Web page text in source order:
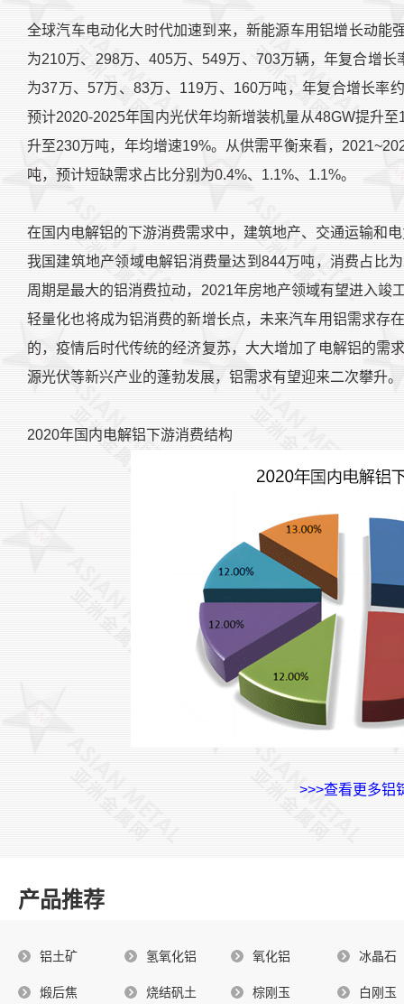
全球汽车电动化大时代加速到来，新能源车用铝增长动能
为210万、298万、405万、549万、703万辆，年复合增
为37万、57万、83万、119万、160万吨，年复合增长率
预计2020-2025年国内光伏年均新增装机量从48GW提升
升至230万吨，年均增速19%。从供需平衡来看，
吨，预计短缺需求占比分别为0.4%、1.1%、1.1%。
在国内电解铝的下游消费需求中，建筑地产、交通运输和
我国建筑地产领域电解铝消费量达到844万吨，消费占比
周期是最大的铝消费拉动，2021年房地产领域有望进入竣
轻量化也将成为铝消费的新增长点，未来汽车用铝需求存
的，疫情后时代传统的经济复苏，大大增加了电解铝的需
源光伏等新兴产业的蓬勃发展，铝需求有望迎来二次攀升。
2020年国内电解铝下游消费结构
>>>查看更多铝
产品推荐
铝土矿 氢氧化铝 氧化铝 冰晶石
煅后焦 烧结矾土 棕刚玉 白刚玉